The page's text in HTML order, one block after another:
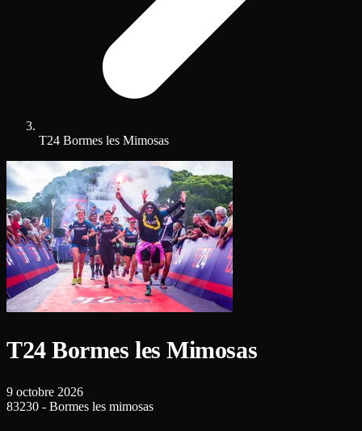
T24 Bormes les Mimosas
T24 Bormes les Mimosas
9 octobre 2026
83230 - Bormes les mimosas